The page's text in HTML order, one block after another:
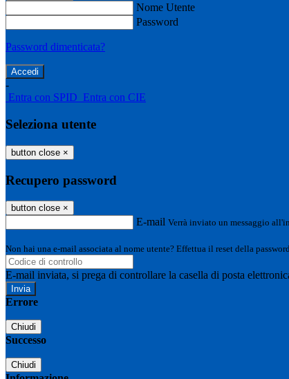
Nome Utente
Password
Password dimenticata?
-
Entra con SPID Entra con CIE
Seleziona utente
button close ×
Recupero password
button close ×
E-mail Verrà inviato un messaggio
Non hai una e-mail associata al nome utente? Effettua il reset della
E-mail inviata, si prega di controllare la casella di posta
Errore
Chiudi
Successo
Chiudi